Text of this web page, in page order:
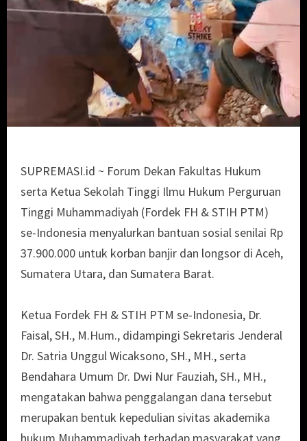
SUPREMASI.id ~ Forum Dekan Fakultas Hukum
serta Ketua Sekolah Tinggi Ilmu Hukum Perguruan
Tinggi Muhammadiyah (Fordek FH & STIH PTM)
se-Indonesia menyalurkan bantuan sosial senilai Rp
37.900.000 untuk korban banjir dan longsor di Aceh,
Sumatera Utara, dan Sumatera Barat.
Ketua Fordek FH & STIH PTM se-Indonesia, Dr.
Faisal, SH., M.Hum., didampingi Sekretaris Jenderal
Dr. Satria Unggul Wicaksono, SH., MH., serta
Bendahara Umum Dr. Dwi Nur Fauziah, SH., MH.,
mengatakan bahwa penggalangan dana tersebut
merupakan bentuk kepedulian sivitas akademika